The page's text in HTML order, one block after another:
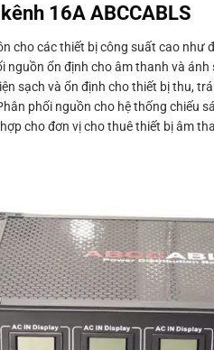
16A ABCCABLS
cho các thiết bị công suất cao như
nguồn ổn định cho âm thanh và ánh
sạch và ổn định cho thiết bị thu,
phối nguồn cho hệ thống chiếu
cho đơn vị cho thuê thiết bị âm